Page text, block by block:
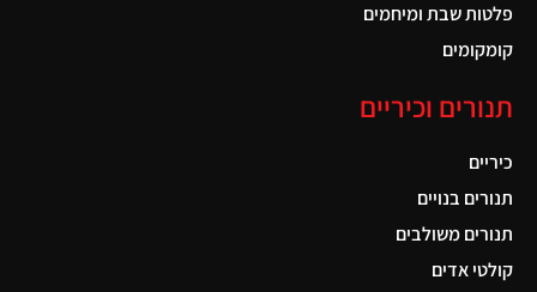
פלטות שבת ומיחמים
קומקומים
תנורים וכיריים
כיריים
תנורים בנויים
תנורים משולבים
קולטי אדים